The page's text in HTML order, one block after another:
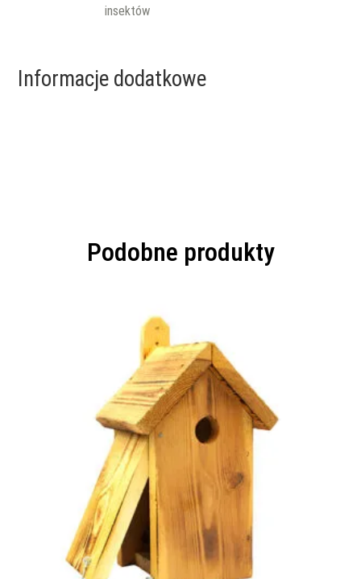
insektów
Informacje dodatkowe
Podobne produkty